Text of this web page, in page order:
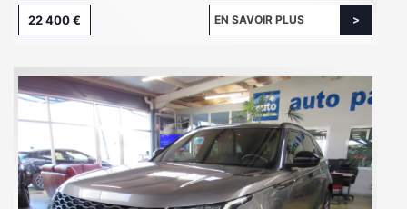
22 400 € EN SAVOIR PLUS